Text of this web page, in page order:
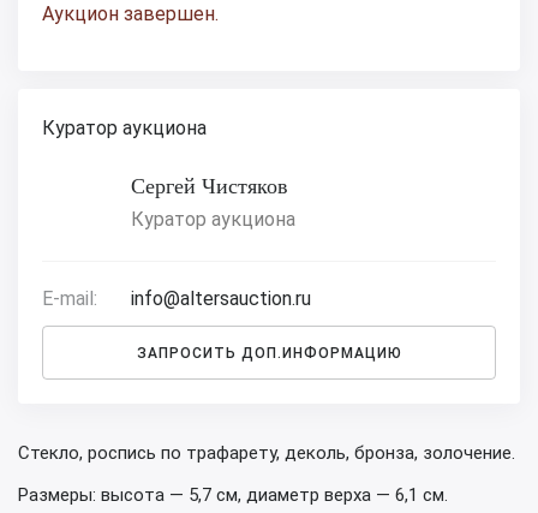
Аукцион завершен.
Куратор аукциона
Сергей Чистяков
Куратор аукциона
E-mail: info@altersauction.ru
ЗАПРОСИТЬ ДОП.ИНФОРМАЦИЮ
Стекло, роспись по трафарету, деколь, бронза, золочение.
Размеры: высота — 5,7 см, диаметр верха — 6,1 см.